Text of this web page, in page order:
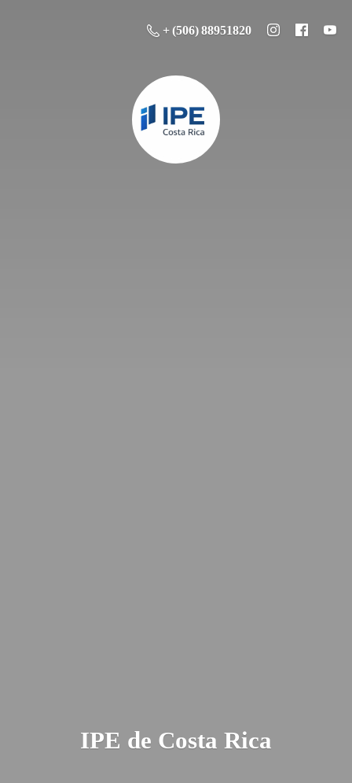
+ (506) 88951820
IPE de Costa Rica